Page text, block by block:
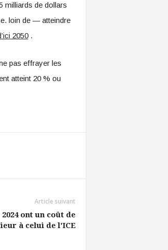
milliards de dollars
loin de — atteindre
2050.
pas effrayer les
atteint 20 % ou
Article suivant
ont un coût de
à celui de l'ICE